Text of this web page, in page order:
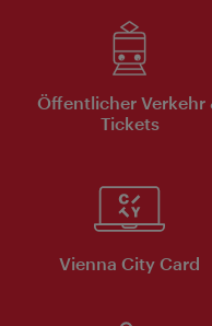
Öffentlicher Verkehr
Tickets
Vienna City Card